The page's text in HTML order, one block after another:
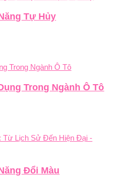
Tự Hủy
Trong Ngành Ô Tô
Đổi Màu